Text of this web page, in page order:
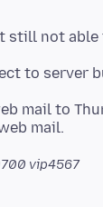
mail to
vip4567